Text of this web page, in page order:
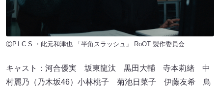
ⒸP.I.C.S.・此元和津也 「半角スラッシュ」 RoOT 製作委員会
キャスト：河合優実 坂東龍汰 黒田大輔 寺本莉緒 中
村麗乃（乃木坂46）小林桃子 菊池日菜子 伊藤友希 鳥